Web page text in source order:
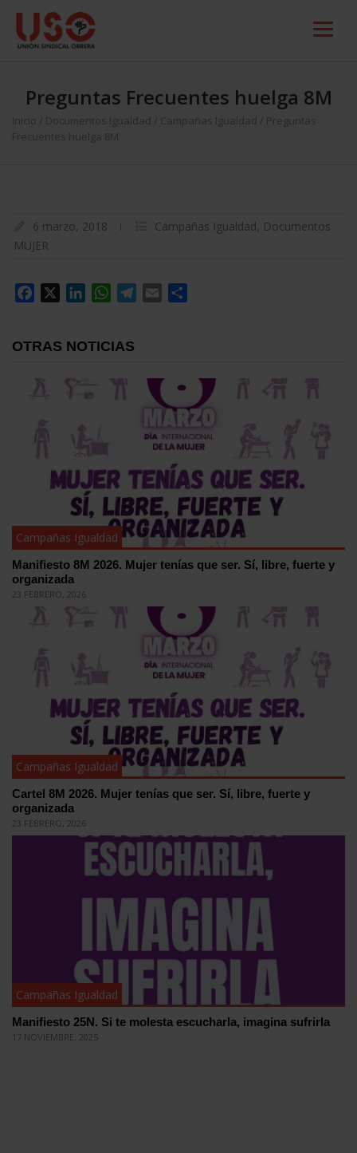
Preguntas Frecuentes huelga 8M
Inicio Documentos Igualdad Campañas Igualdad
Preguntas
Frecuentes huelga 8M
6 marzo, 2018 Campañas Igualdad, Documentos
MUJER
Facebook LinkedInWhatsApp
Telegram
Email
OTRAS NOTICIAS
Campañas Igualdad
Manifiesto 8M 2026. Mujer tenías que ser. Sí, libre, fuerte y
organizada
23 FEBRERO, 2026
Campañas Igualdad
Cartel 8M 2026. Mujer tenías que ser. Sí, libre, fuerte y
organizada
23 FEBRERO, 2026
Campañas Igualdad
Manifiesto 25N. Si te molesta escucharla, imagina sufrirla
17 NOVIEMBRE, 2025